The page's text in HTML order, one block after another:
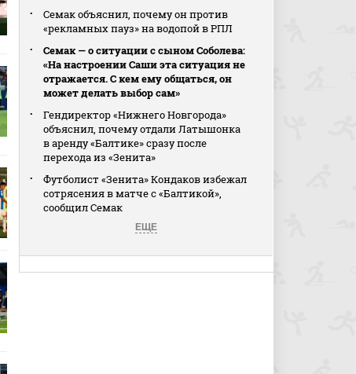
Семак объяснил, почему он против
«рекламных пауз» на водопой в РПЛ
Семак — о ситуации с сыном Соболева:
«На настроении Саши эта ситуация не
отражается. С кем ему общаться, он
может делать выбор сам»
Гендиректор «Нижнего Новгорода»
объяснил, почему отдали Латышонка
в аренду «Балтике» сразу после
перехода из «Зенита»
Футболист «Зенита» Кондаков избежал
сотрясения в матче с «Балтикой»,
сообщил Семак
ЕЩЕ